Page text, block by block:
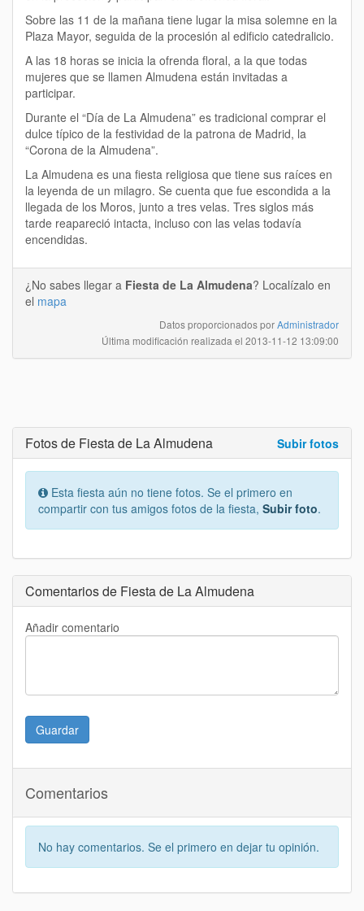
Sobre las 11 de la mañana tiene lugar la misa solemne en la
Plaza Mayor, seguida de la procesión al edificio catedralicio.
A las 18 horas se inicia la ofrenda floral, a la que todas
mujeres que se llamen Almudena están invitadas a
participar.
Durante el “Día de La Almudena” es tradicional comprar el
dulce típico de la festividad de la patrona de Madrid, la
“Corona de la Almudena”.
La Almudena es una fiesta religiosa que tiene sus raíces en
la leyenda de un milagro. Se cuenta que fue escondida a la
llegada de los Moros, junto a tres velas. Tres siglos más
tarde reapareció intacta, incluso con las velas todavía
encendidas.
¿No sabes llegar a Fiesta de La Almudena? Localízalo en
el mapa
Datos proporcionados porAdministrador
Última modificación realizada el 2013-11-12 13:09:00
Subir fotos
Fotos de Fiesta de La Almudena
Esta fiesta aún no tiene fotos. Se el primero en
compartir con tus amigos fotos de la fiesta, Subir foto.
Comentarios de Fiesta de La Almudena
Añadir comentario
Guardar
Comentarios
No hay comentarios. Se el primero en dejar tu opinión.